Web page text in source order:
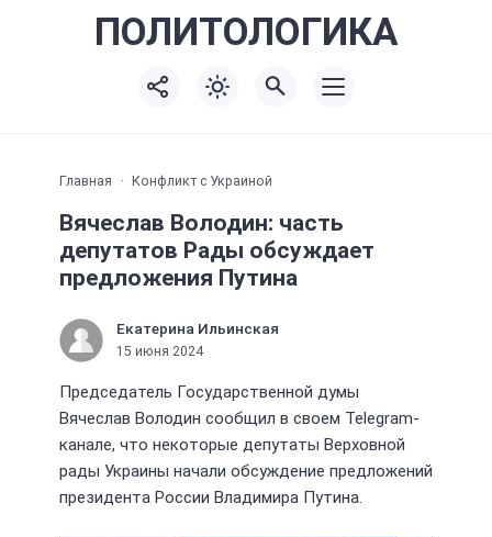
ПОЛИТОЛОГИКА
Главная Конфликт с Украиной
Вячеслав Володин: часть
депутатов Рады обсуждает
предложения Путина
Екатерина Ильинская
15 июня 2024
Председатель Государственной думы
Вячеслав Володин сообщил в своем Telegram-
канале, что некоторые депутаты Верховной
рады Украины начали обсуждение предложений
президента России Владимира Путина.